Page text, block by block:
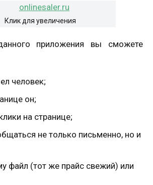
Клик для увеличения
приложения вы сможете
человек;
он;
на странице;
не только письменно, но и
файл (тот же прайс свежий) или